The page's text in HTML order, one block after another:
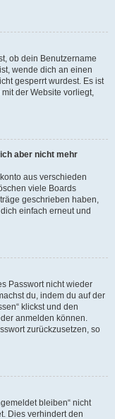
ob dein Benutzername
wende dich an einen
gesperrt wurdest. Es ist
der Website vorliegt,
aber nicht mehr
aus verschieden
viele Boards
geschrieben haben,
einfach erneut und
Passwort nicht wieder
du, indem du auf der
klickst und den
anmelden können.
zurückzusetzen, so
bleiben“ nicht
Dies verhindert den